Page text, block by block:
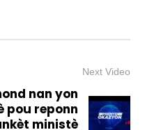
Next Video
nan yon
pou reponn
ministè